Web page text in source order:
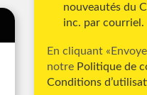
nouveautés du
inc. par courriel.
En cliquant
notre Politique de
Conditions